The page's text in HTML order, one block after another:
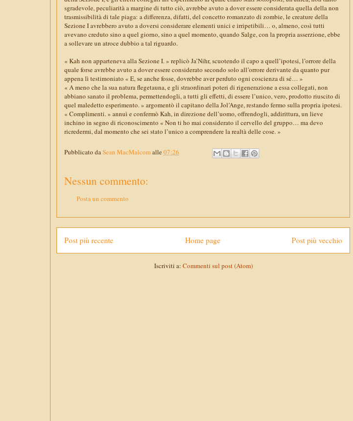
sgradevole, peculiarità a margine di tutto ciò, avrebbe avuto a dover essere considerata quella della non
trasmissibilità di tale piaga: a differenza, difatti, del concetto romanzato di zombie, le creature della
Sezione I avrebbero avuto a doversi considerare elementi unici e irripetibili… o, almeno, così tutti
avevano creduto sino a quel giorno, sino a quel momento, quando Salge, con la propria asserzione, ebbe
a sollevare un atroce dubbio a tal riguardo.
« Kah non apparteneva alla Sezione I. » replicò Ja’Nihr, scuotendo il capo a quell’ipotesi, l’orrore della
quale forse avrebbe avuto a dover essere considerato secondo solo all’orrore derivante da quanto pur
appena lì testimoniato « E, se anche fosse, dovrebbe aver perduto ogni coscienza di sé… »
« A meno che la sua natura flegetauna, e gli straordinari poteri di rigenerazione a essa collegati, non
abbiano sanato il problema, permettendogli, a tutti gli effetti, di essere l’unico, vero, prodotto riuscito di
quel maledetto esperimento. » argomentò il capitano della Jol’Ange, restando fermo sulla propria ipotesi.
« Complimenti. » annuì e confermò Kah, in direzione dell’uomo, offrendogli, addirittura, un lieve
inchino in segno di riconoscimento « Non ti ho mai considerato il cervello del gruppo… ma devo
ricredermi, dal momento che sei stato l’unico a comprendere la realtà delle cose. »
Pubblicato daSean MacMalcomalle 07:26
Nessun commento:
Posta un commento
Post più recente Post più vecchio
Home page
Iscriviti a: Commenti sul post (Atom)